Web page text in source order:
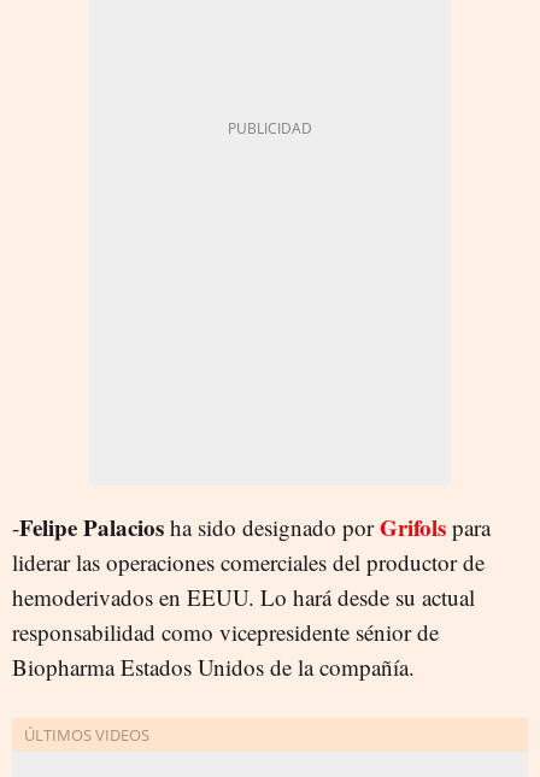
-Felipe Palacios ha sido designado porGrifols para
liderar las operaciones comerciales del productor de
hemoderivados en EEUU. Lo hará desde su actual
responsabilidad como vicepresidente sénior de
Biopharma Estados Unidos de la compañía.